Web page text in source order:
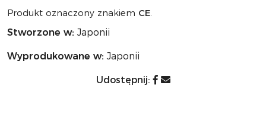
Produkt oznaczony znakiem CE.
Stworzone w: Japonii
Wyprodukowane w: Japonii
Udostępnij: